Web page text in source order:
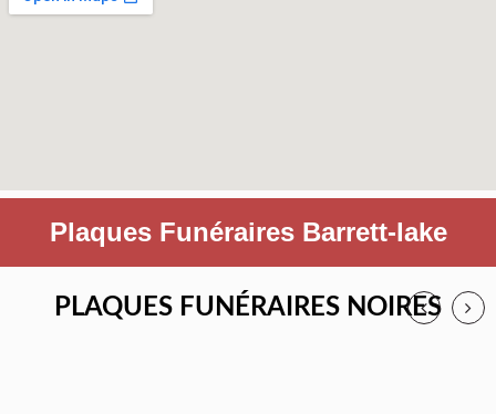
Plaques Funéraires Barrett-lake
PLAQUES FUNÉRAIRES NOIRES